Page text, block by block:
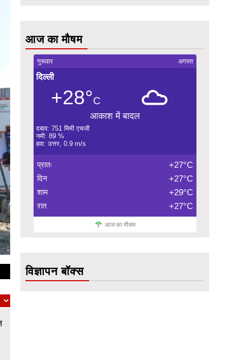
आज का मौषम
गुरूवार अगस्त
दिल्ली
+28°C
आकाश में बादल
दबाव: 751 मिमी एचजी
नमी: 89 %
हवा: उत्तर, 0.9 m/s
प्रातः +27°C
दिन +27°C
शाम +29°C
रात +27°C
आज का मौसम
विज्ञापन बॉक्स